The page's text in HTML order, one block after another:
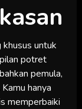
untuk
potret
pemula,
hanya
memperbaiki